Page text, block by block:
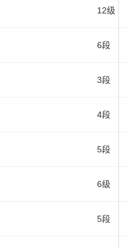
12级
6段
3段
4段
5段
6级
5段